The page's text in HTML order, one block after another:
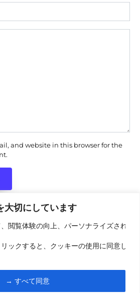
切にしています
閲覧体験の向上、パーソナライズされた
ックすると、クッキーの使用に同意した
→ すべて同意
and website in this browser for the
やく